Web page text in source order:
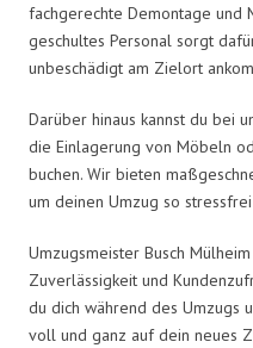
fachgerechte Demontage und
geschultes Personal sorgt
unbeschädigt am Zielort
Darüber hinaus kannst du bei
die Einlagerung von Möbeln
buchen. Wir bieten
um deinen Umzug so
Umzugsmeister Busch
Zuverlässigkeit und
du dich während des Umzugs
voll und ganz auf dein neues